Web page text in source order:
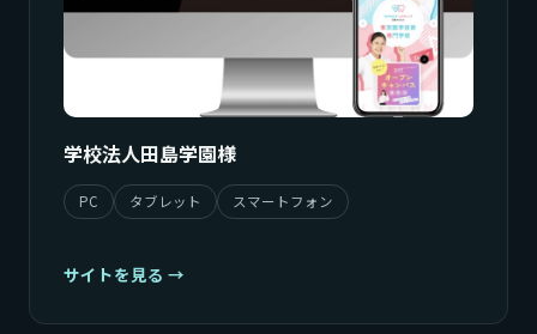
学校法人田島学園様
PC タブレット スマートフォン
サイトを見る